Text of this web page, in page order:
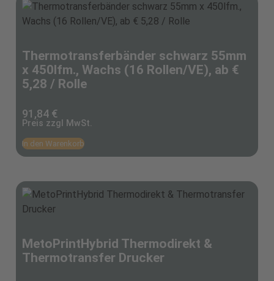
Thermotransferbänder schwarz 55mm
x 450lfm., Wachs (16 Rollen/VE), ab €
5,28 / Rolle
91,84 €
Preis zzgl MwSt.
In den Warenkorb
MetoPrintHybrid Thermodirekt &
Thermotransfer Drucker